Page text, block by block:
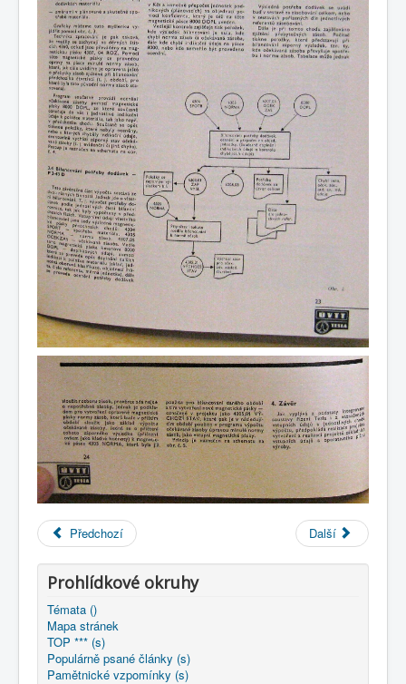
Předchozí Další
Prohlídkové okruhy
Témata ()
Mapa stránek
TOP *** (s)
Populárně psané články (s)
Pamětnické vzpomínky (s)